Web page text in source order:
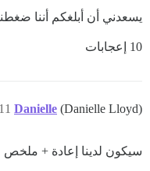
يسعدني أن أبلغكم أننا
10 إعجابات
Danielle (Danielle Lloyd)
11
سيكون لدينا إعادة +